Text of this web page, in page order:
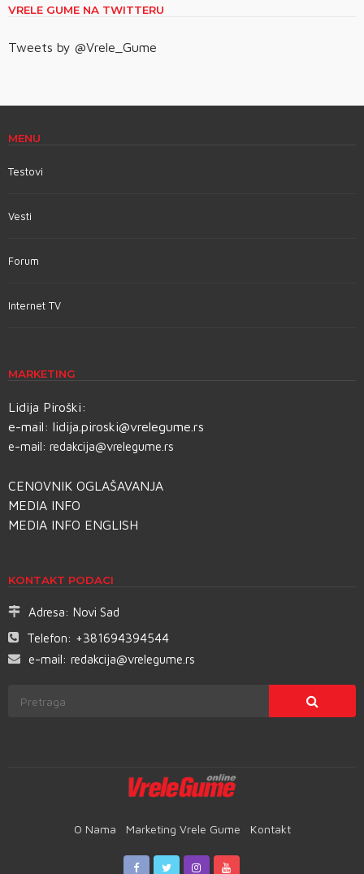
VRELE GUME NA TWITTERU
Tweets by @Vrele_Gume
MENU
Testovi
Vesti
Forum
Internet TV
MARKETING
Lidija Piroški:
e-mail: lidija.piroski@vrelegume.rs
e-mail: redakcija@vrelegume.rs
CENOVNIK OGLAŠAVANJA
MEDIA INFO
MEDIA INFO ENGLISH
KONTAKT PODACI
Adresa: Novi Sad
Telefon: +381694394544
e-mail: redakcija@vrelegume.rs
O Nama Marketing Vrele Gume Kontakt